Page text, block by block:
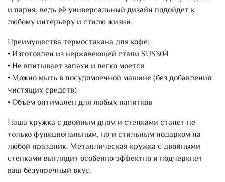
и парня, ведь её универсальный дизайн подойдет к
любому интерьеру и стилю жизни.
Преимущества термостакана для кофе:
• Изготовлен из нержавеющей стали SUS304
• Не впитывает запахи и легко моется
• Можно мыть в посудомоечной машине (без добавления
чистящих средств)
• Объем оптимален для любых напитков
Наша кружка с двойным дном и стенками станет не
только функциональным, но и стильным подарком на
любой праздник. Металлическая кружка с двойными
стенками выглядит особенно эффектно и подчеркнет
ваш безупречный вкус.